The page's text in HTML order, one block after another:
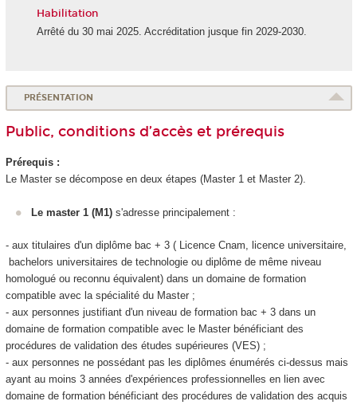
Habilitation
Arrêté du 30 mai 2025. Accréditation jusque fin 2029-2030.
PRÉSENTATION
Public, conditions d’accès et prérequis
Prérequis :
Le Master se décompose en deux étapes (Master 1 et Master 2).
Le master 1 (M1) s'adresse principalement :
- aux titulaires d'un diplôme bac + 3 ( Licence Cnam, licence universitaire,
bachelors universitaires de technologie ou diplôme de même niveau
homologué ou reconnu équivalent) dans un domaine de formation
compatible avec la spécialité du Master ;
- aux personnes justifiant d'un niveau de formation bac + 3 dans un
domaine de formation compatible avec le Master bénéficiant des
procédures de validation des études supérieures (VES) ;
- aux personnes ne possédant pas les diplômes énumérés ci-dessus mais
ayant au moins 3 années d'expériences professionnelles en lien avec
domaine de formation bénéficiant des procédures de validation des acquis